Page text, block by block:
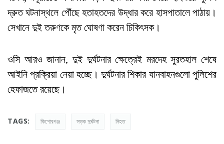
দ্রুত ঘটনাস্থলে পৌঁছে হতাহতদের উদ্ধার করে হাসপাতালে পাঠায়।
সেখানে দুই তরুণকে মৃত ঘোষণা করেন চিকিৎসক।
ওসি আরও জানান, দুই দুর্ঘটনার ক্ষেত্রেই মরদেহ সুরতহাল শেষে
আইনি প্রক্রিয়া নেয়া হচ্ছে। দুর্ঘটনার শিকার যানবাহনগুলো পুলিশের
হেফাজতে রয়েছে।
TAGS: কিশোরগঞ্জ সড়ক দুর্ঘটনা নিহত